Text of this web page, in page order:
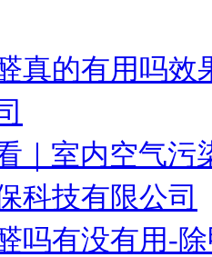
真的有用吗效
｜室内空气
科技有限公司
吗有没有用-